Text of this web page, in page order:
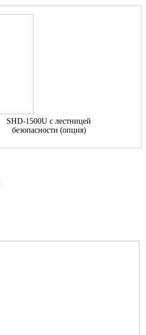
SHD-1500U c лестницей
безопасности (опция)